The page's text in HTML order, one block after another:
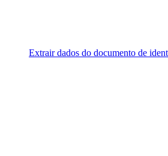
Extrair dados do documento de